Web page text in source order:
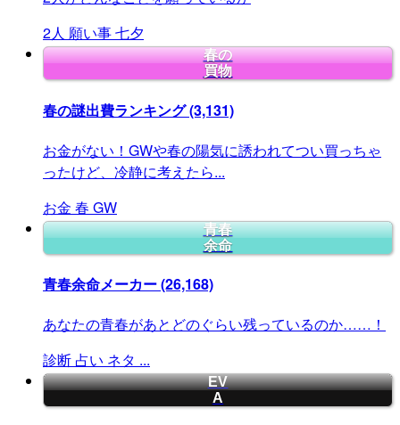
2人 願い事七夕
春の
買物
春の謎出費ランキング(3,131)
お金がない！GWや春の陽気に誘われてつい買っちゃ
ったけど、冷静に考えたら...
お金 春 GW
青春
余命
青春余命メーカー(26,168)
あなたの青春があとどのぐらい残っているのか……！
診断 占い ネタ ...
EV
A